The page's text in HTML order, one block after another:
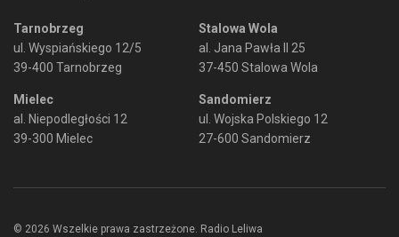
Tarnobrzeg
ul. Wyspiańskiego 12/5
39-400 Tarnobrzeg
Mielec
al. Niepodległości 12
39-300 Mielec
Stalowa Wola
al. Jana Pawła II 25
37-450 Stalowa Wola
Sandomierz
ul. Wojska Polskiego 12
27-600 Sandomierz
© 2026 Wszelkie prawa zastrzeżone. Radio Leliwa